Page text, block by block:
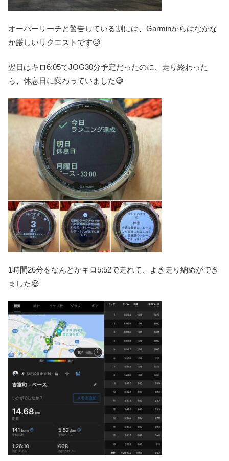
オーバーリーチと警告している割には、Garminからはなかな
か厳しいリクエストです😥
翌日はキロ6:05でJOG30分予定だったのに、走り終わった
ら、休息日に変わっていました😅
1時間26分をなんとかキロ5:52で走れて、よき走り納めができ
ました😃